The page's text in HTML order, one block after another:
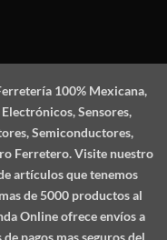
100% Mexicana,
Sensores,
Semiconductores,
Ferretero. Visite nuestro
artículos que tenemos
de 5000 productos al
Online ofrece envíos a
pagos mas seguros del